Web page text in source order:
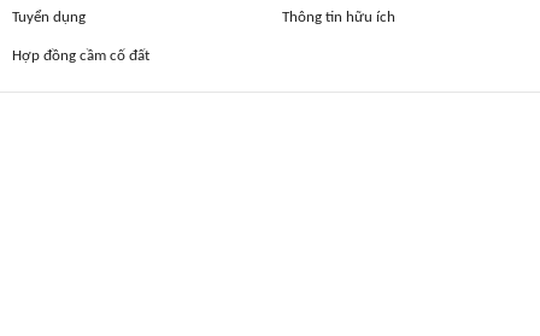
Tuyển dụng Thông tin hữu ích
Hợp đồng cầm cố đất